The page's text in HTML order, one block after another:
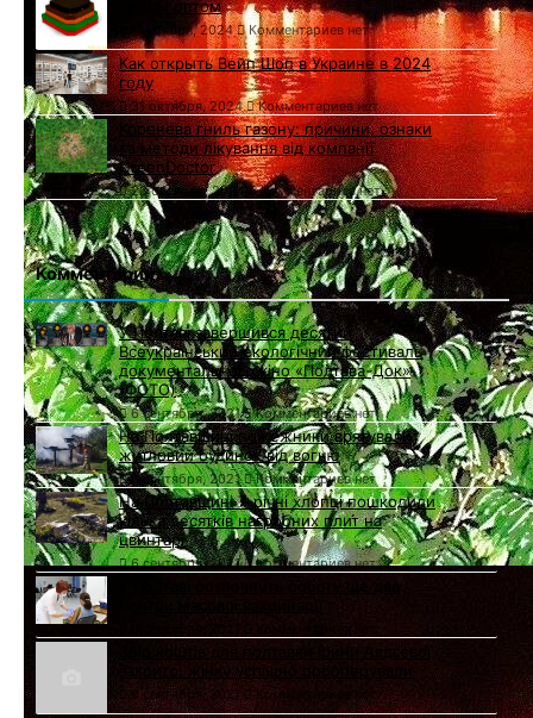
пиццы оптом
11 ноября, 2024 Комментариев нет
Как открыть Вейп Шоп в Украине в 2024
году
31 октября, 2024 Комментариев нет
Коренева гниль газону: причини, ознаки
та методи лікування від компанії
GreenDoctor
23 октября, 2024 Комментариев нет
Комментарии
У Полтаві завершився десятий
Всеукраїнський екологічний фестиваль
документального кіно «Полтава-Док»
(ФОТО)
6 сентября, 2021 Комментариев нет
На Полтавщині пожежники врятували
житловий будинок від вогню
6 сентября, 2021 Комментариев нет
На Полтавщині 7-річні хлопці пошкодили
кілька десятків нагробних плит на
цвинтарі
6 сентября, 2021 Комментариев нет
У Полтаві розпочнуть роботу ще два
Збір коштів для полтавки Ірини Авдєєвої
закрито: жінку успішно прооперували
6 сентября, 2021 Комментариев нет